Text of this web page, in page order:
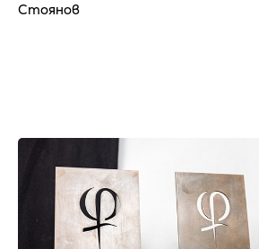
Стоянов